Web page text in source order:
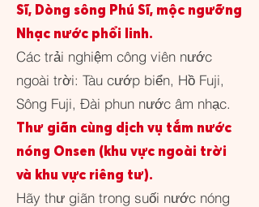
Sĩ, Dòng sông Phú Sĩ, mộc ngưỡng
Nhạc nước phổi linh.
Các trải nghiệm công viên nước
ngoài trời: Tàu cướp biển, Hồ Fuji,
Sông Fuji, Đài phun nước âm nhạc.
Thư giãn cùng dịch vụ tắm nước
nóng Onsen (khu vực ngoài trời
và khu vực riêng tư).
Hãy thư giãn trong suối nước nóng